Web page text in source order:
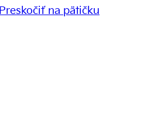
Preskočiť na pätičku